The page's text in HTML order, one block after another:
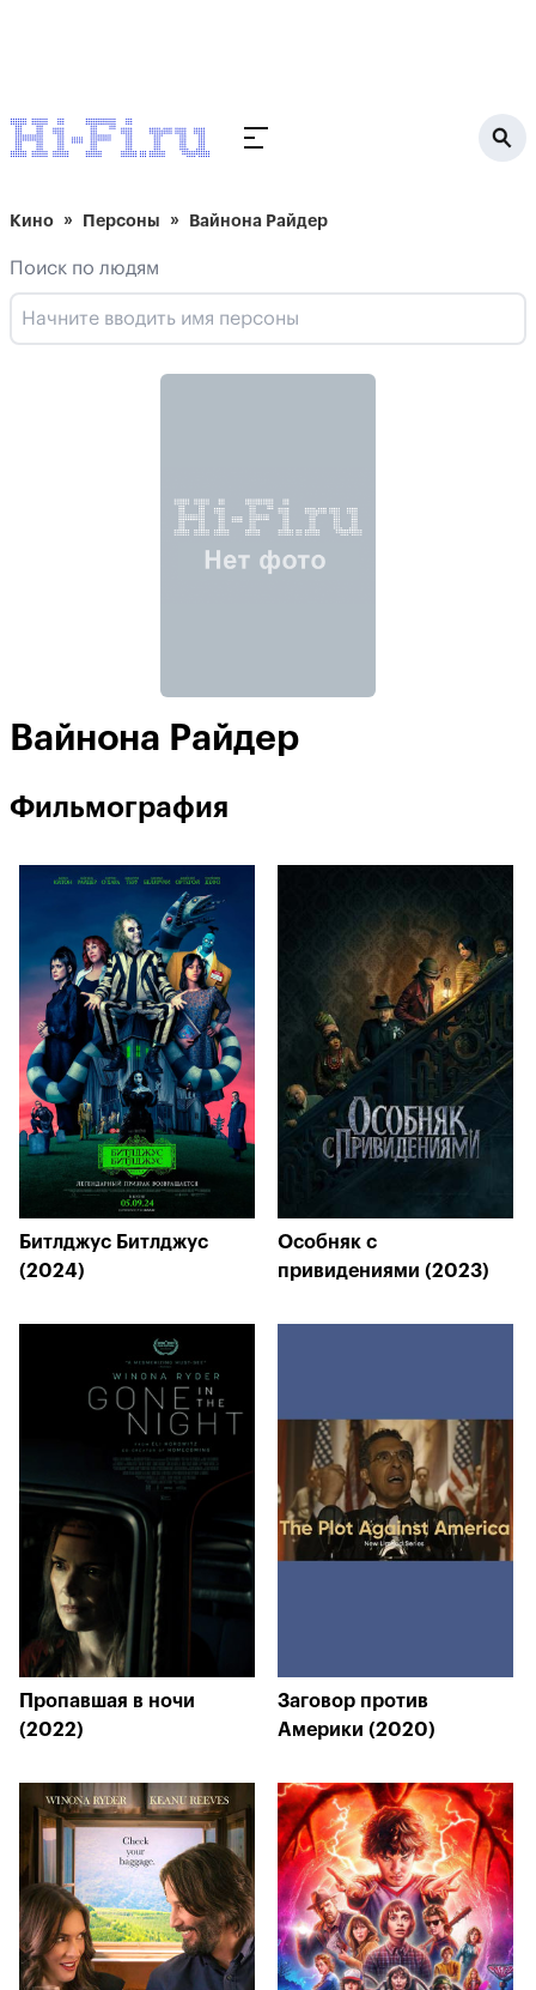
Кино Персоны Вайнона Райдер
Поиск по людям
Вайнона Райдер
Фильмография
Битлджус Битлджус
(2024)
Особняк с
привидениями (2023)
Пропавшая в ночи
(2022)
Заговор против
Америки (2020)